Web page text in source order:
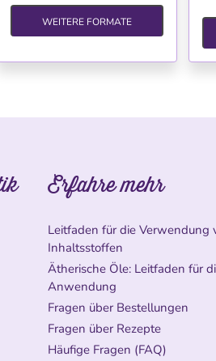
WEITERE FORMATE
Erfahre mehr
Leitfaden für die Verwendung
Inhaltsstoffen
Ätherische Öle: Leitfaden für
Anwendung
Fragen über Bestellungen
Fragen über Rezepte
Häufige Fragen (FAQ)